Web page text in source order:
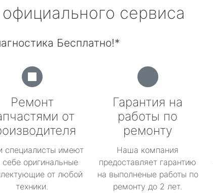
сервиса
Бесплатно!*
Ремонт
от
специалисты имеют
себе оригинальные
от любой
техники.
Гарантия на
работы по
ремонту
Наша компания
предоставляет гарантию
на выполненые работы по
ремонту до 2 лет.